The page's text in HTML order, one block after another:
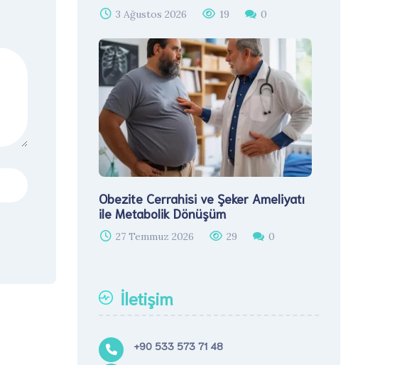
3 Ağustos 2026 19 0
Obezite Cerrahisi ve Şeker Ameliyatı
ile Metabolik Dönüşüm
27 Temmuz 2026 29 0
İletişim
+90 533 573 71 48